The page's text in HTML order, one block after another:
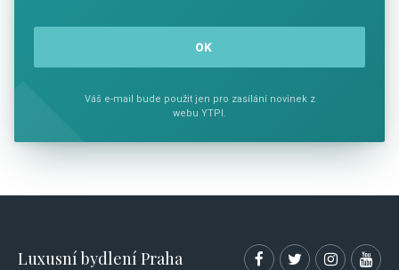
Váš e-mail bude použit jen pro zasílání novinek z
webu YTPI.
Luxusní bydlení Praha